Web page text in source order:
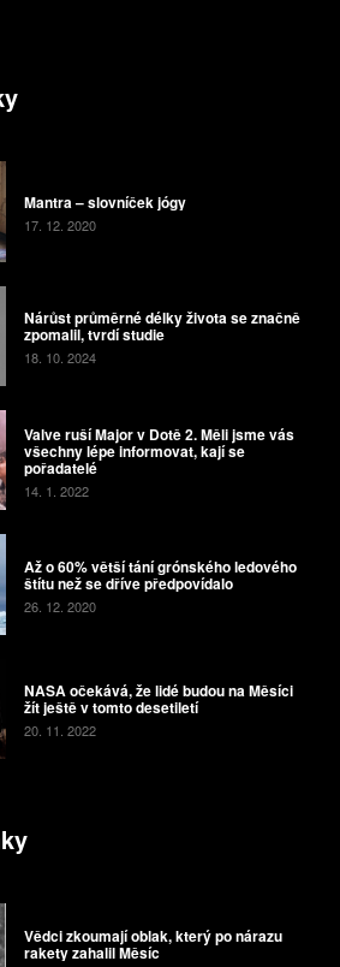
Mantra – slovníček jógy
17. 12. 2020
Nárůst průměrné délky života se značně
zpomalil, tvrdí studie
18. 10. 2024
Valve ruší Major v Dotě 2. Měli jsme vás
všechny lépe informovat, kají se
pořadatelé
14. 1. 2022
Až o 60% větší tání grónského ledového
štítu než se dříve předpovídalo
26. 12. 2020
NASA očekává, že lidé budou na Měsíci
žít ještě v tomto desetiletí
20. 11. 2022
Vědci zkoumají oblak, který po nárazu
rakety zahalil Měsíc